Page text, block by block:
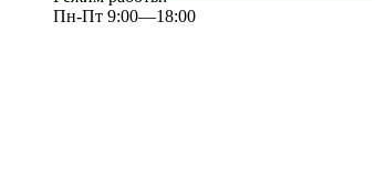
Пн-Пт 9:00—18:00